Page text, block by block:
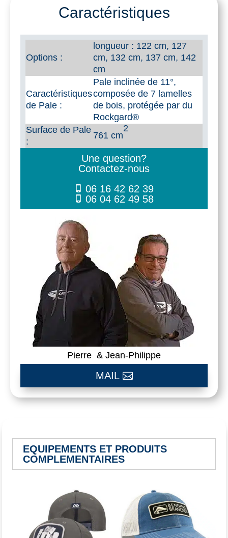
Special
11°
Caractéristiques
Options :
longueur : 122 cm, 127
cm, 132 cm, 137 cm, 142
cm
Caractéristiques
de Pale :
Pale inclinée de 11°,
composée de 7 lamelles
de bois, protégée par du
Rockgard®
Surface de Pale
:
761 cm
2
Une question?
Contactez-nous
06 16 42 62 39
06 04 62 49 58
Pierre & Jean-Philippe
MAIL
EQUIPEMENTS ET PRODUITS
COMPLEMENTAIRES